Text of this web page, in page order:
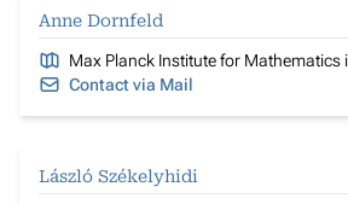
Anne Dornfeld
Max Planck Institute for Mathematics
Contact via Mail
László Székelyhidi